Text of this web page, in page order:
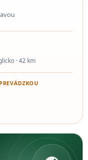
· 42 km